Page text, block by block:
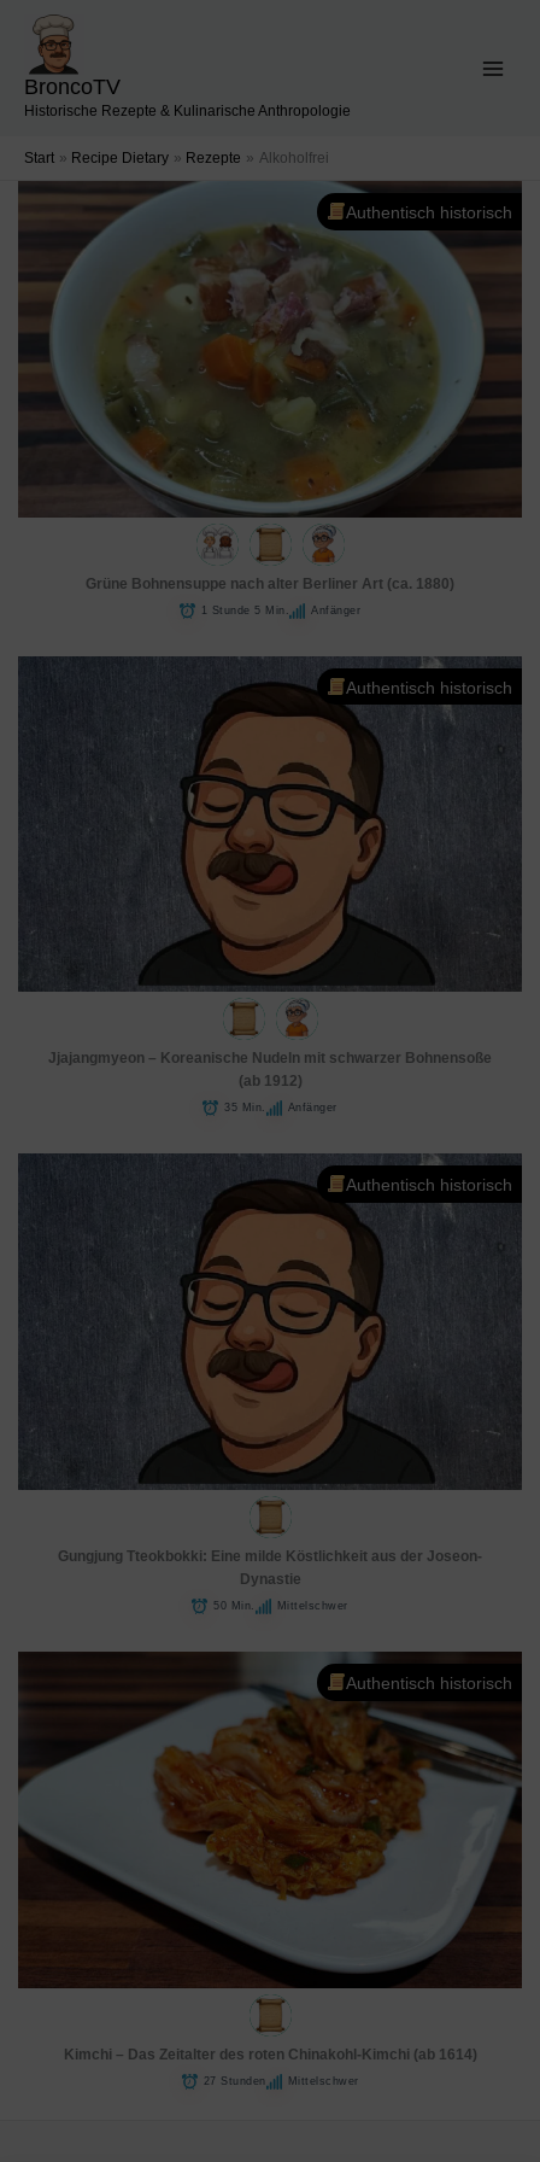
Inhalt
springen
BroncoTV
Historische Rezepte & Kulinarische Anthropologie
Start Recipe Dietary Rezepte Alkoholfrei
Authentisch historisch
Grüne Bohnensuppe nach alter Berliner Art (ca. 1880)
1 Stunde 5 Min. Anfänger
Authentisch historisch
Jjajangmyeon – Koreanische Nudeln mit schwarzer Bohnensoße
(ab 1912)
35 Min. Anfänger
Authentisch historisch
Gungjung Tteokbokki: Eine milde Köstlichkeit aus der Joseon-
Dynastie
50 Min. Mittelschwer
Authentisch historisch
Kimchi – Das Zeitalter des roten Chinakohl-Kimchi (ab 1614)
27 Stunden Mittelschwer